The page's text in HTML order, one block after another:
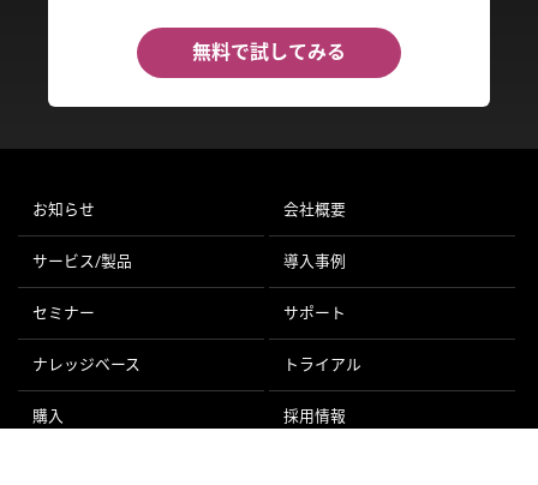
無料で試してみる
お知らせ 会社概要
サービス/製品 導入事例
セミナー サポート
ナレッジベース トライアル
購入 採用情報